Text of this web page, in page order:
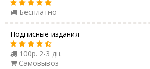
Бесплатно
Подписные издания
100р. 2-3 дн.
Самовывоз